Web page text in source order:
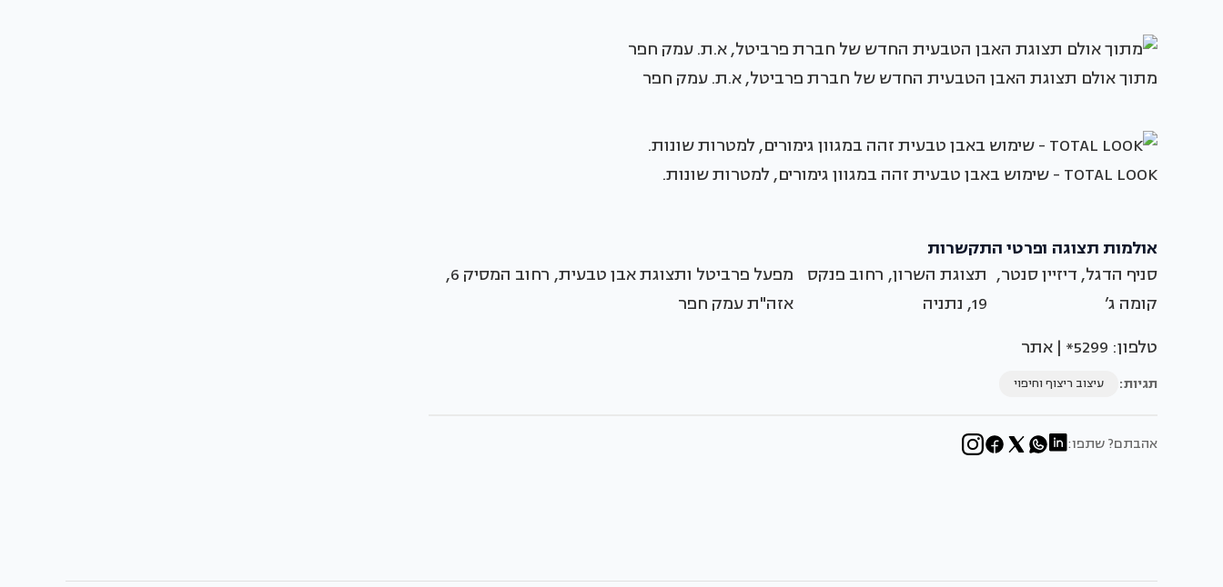
מתוך אולם תצוגת האבן הטבעית החדש של חברת פרביטל, א.ת. עמק חפר
TOTAL LOOK - שימוש באבן טבעית זהה במגוון גימורים, למטרות שונות.
אולמות תצוגה ופרטי התקשרות
סניף הדגל, דיזיין סנטר,
קומה ג’
תצוגת השרון, רחוב פנקס
19, נתניה
מפעל פרביטל ותצוגת אבן טבעית, רחוב המסיק 6,
אזה"ת עמק חפר
טלפון: 5299* | אתר
תגיות: עיצוב ריצוף וחיפוי
אהבתם? שתפו: